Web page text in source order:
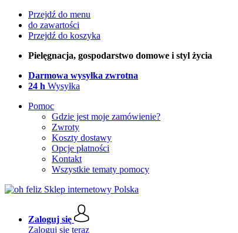
Przejdź do menu
do zawartości
Przejdź do koszyka
Pielęgnacja, gospodarstwo domowe i styl życia
Darmowa wysyłka zwrotna
24 h Wysyłka
Pomoc
Gdzie jest moje zamówienie?
Zwroty
Koszty dostawy
Opcje płatności
Kontakt
Wszystkie tematy pomocy
Zaloguj się
Zaloguj się teraz